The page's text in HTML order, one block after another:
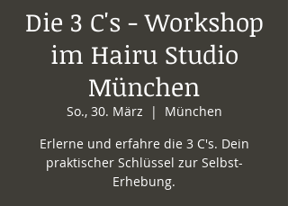
Die 3 C's - Workshop
im Hairu Studio
München
So., 30. März
  |
München
Erlerne und erfahre die 3 C's. Dein
praktischer Schlüssel zur Selbst-
Erhebung.